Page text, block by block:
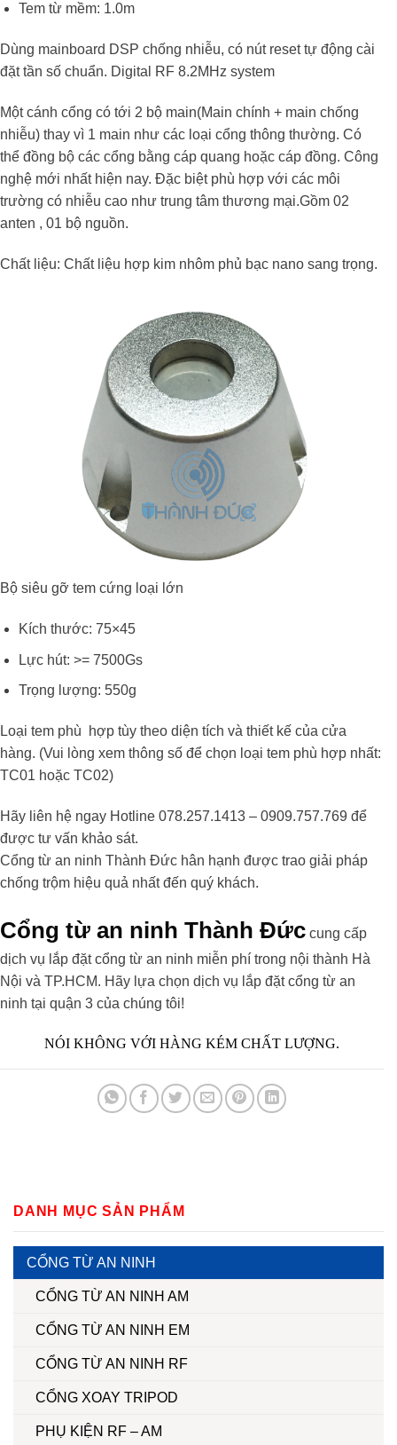
Tem từ mềm: 1.0m
Dùng mainboard DSP chống nhiễu, có nút reset tự động cài
đặt tần số chuẩn. Digital RF 8.2MHz system
Một cánh cổng có tới 2 bộ main(Main chính + main chống
nhiễu) thay vì 1 main như các loại cổng thông thường. Có
thể đồng bộ các cổng bằng cáp quang hoặc cáp đồng. Công
nghệ mới nhất hiện nay. Đặc biệt phù hợp với các môi
trường có nhiễu cao như trung tâm thương mại.Gồm 02
anten , 01 bộ nguồn.
Chất liệu: Chất liệu hợp kim nhôm phủ bạc nano sang trọng.
Bộ siêu gỡ tem cứng loại lớn
Kích thước: 75×45
Lực hút: >= 7500Gs
Trọng lượng: 550g
Loại tem phù hợp tùy theo diện tích và thiết kế của cửa
hàng. (Vui lòng xem thông số để chọn loại tem phù hợp nhất:
TC01 hoặc TC02)
Hãy liên hệ ngay Hotline 078.257.1413 – 0909.757.769 để
được tư vấn khảo sát.
Cổng từ an ninh Thành Đức hân hạnh được trao giải pháp
chống trộm hiệu quả nhất đến quý khách.
Cổng từ an ninh Thành Đức cung cấp
dịch vụ lắp đặt cổng từ an ninh miễn phí trong nội thành Hà
Nội và TP.HCM. Hãy lựa chọn dịch vụ lắp đặt cổng từ an
ninh tại quận 3 của chúng tôi!
NÓI KHÔNG VỚI HÀNG KÉM CHẤT LƯỢNG.
DANH MỤC SẢN PHẨM
CỔNG TỪ AN NINH
CỔNG TỪ AN NINH AM
CỔNG TỪ AN NINH EM
CỔNG TỪ AN NINH RF
CỔNG XOAY TRIPOD
PHỤ KIỆN RF – AM